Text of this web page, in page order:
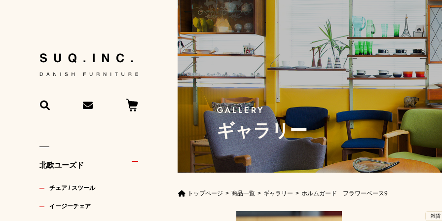
北欧ユーズド
チェア / スツール
イージーチェア
ギャラリー
トップページ 商品一覧 ギャラリー ホルムガード フラワーベース9
雑貨